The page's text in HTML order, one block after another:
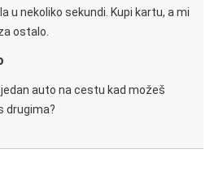
u nekoliko sekundi. Kupi kartu, a mi
ostalo.
auto na cestu kad možeš
drugima?